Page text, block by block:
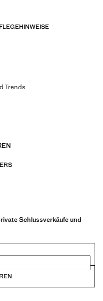
für besondere
Trends
Schlussverkäufe und